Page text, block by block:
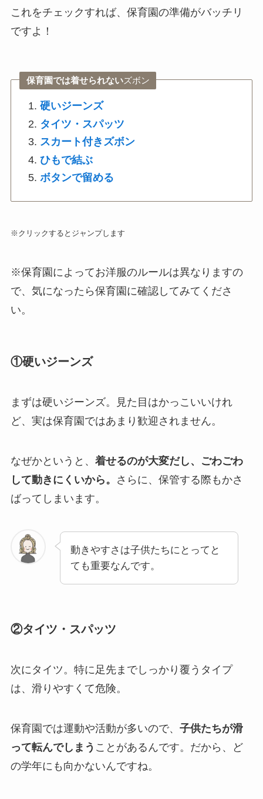
これをチェックすれば、保育園の準備がバッチリ
ですよ！
保育園では着せられないズボン
硬いジーンズ
タイツ・スパッツ
スカート付きズボン
ひもで結ぶ
ボタンで留める
※クリックするとジャンプします
※保育園によってお洋服のルールは異なりますの
で、気になったら保育園に確認してみてくださ
い。
①硬いジーンズ
まずは硬いジーンズ。見た目はかっこいいけれ
ど、実は保育園ではあまり歓迎されません。
なぜかというと、 着せるのが大変だし、ごわごわ
して動きにくいから。
さらに、保管する際もかさ
ばってしまいます。
動きやすさは子供たちにとってと
ても重要なんです。
②タイツ・スパッツ
次にタイツ。特に足先までしっかり覆うタイプ
は、滑りやすくて危険。
保育園では運動や活動が多いので、 子供たちが滑
って転んでしまう ことがあるんです。だから、ど
の学年にも向かないんですね。